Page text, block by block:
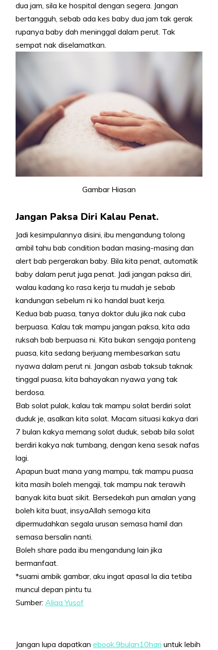
dua jam, sila ke hospital dengan segera. Jangan
bertangguh, sebab ada kes baby dua jam tak gerak
rupanya baby dah meninggal dalam perut. Tak
sempat nak diselamatkan.
Gambar Hiasan
Jangan Paksa Diri Kalau Penat.
Jadi kesimpulannya disini, ibu mengandung tolong
ambil tahu bab condition badan masing-masing dan
alert bab pergerakan baby. Bila kita penat, automatik
baby dalam perut juga penat. Jadi jangan paksa diri,
walau kadang ko rasa kerja tu mudah je sebab
kandungan sebelum ni ko handal buat kerja.
Kedua bab puasa, tanya doktor dulu jika nak cuba
berpuasa. Kalau tak mampu jangan paksa, kita ada
ruksah bab berpuasa ni. Kita bukan sengaja ponteng
puasa, kita sedang berjuang membesarkan satu
nyawa dalam perut ni. Jangan asbab taksub taknak
tinggal puasa, kita bahayakan nyawa yang tak
berdosa.
Bab solat pulak, kalau tak mampu solat berdiri solat
duduk je, asalkan kita solat. Macam situasi kakya dari
7 bulan kakya memang solat duduk, sebab bila solat
berdiri kakya nak tumbang, dengan kena sesak nafas
lagi.
Apapun buat mana yang mampu, tak mampu puasa
kita masih boleh mengaji, tak mampu nak terawih
banyak kita buat sikit. Bersedekah pun amalan yang
boleh kita buat, insyaAllah semoga kita
dipermudahkan segala urusan semasa hamil dan
semasa bersalin nanti.
Boleh share pada ibu mengandung lain jika
bermanfaat.
*suami ambik gambar, aku ingat apasal la dia tetiba
muncul depan pintu tu.
Sumber: Aliaa Yusof
Jangan lupa dapatkan ebook.9bulan10hari untuk lebih